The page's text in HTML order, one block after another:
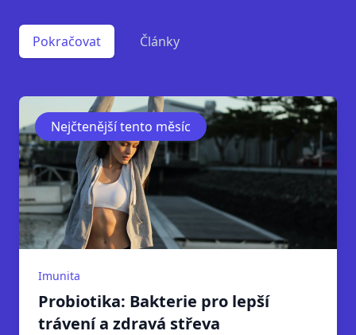
Pokračovat Články
Nejčtenější tento měsíc
Imunita
Probiotika: Bakterie pro lepší
trávení a zdravá střeva